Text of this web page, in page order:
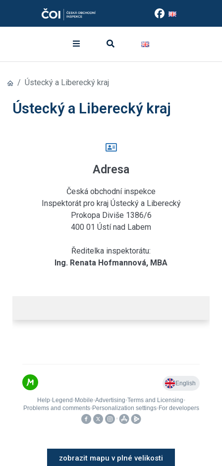
Ústecký a Liberecký kraj
Ústecký a Liberecký kraj
Adresa
Česká obchodní inspekce
Inspektorát pro kraj Ústecký a Liberecký
Prokopa Diviše 1386/6
400 01 Ústí nad Labem
Ředitelka inspektorátu:
Ing. Renata Hofmannová, MBA
zobrazit mapu v plné velikosti